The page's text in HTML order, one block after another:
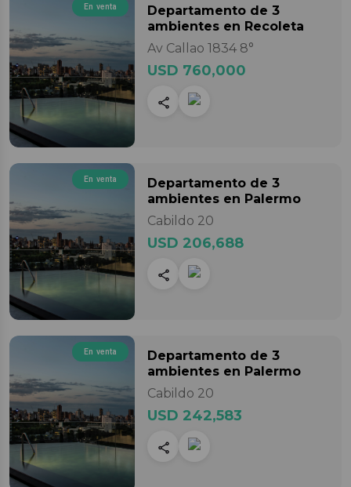
En venta Departamento de 3
ambientes en Recoleta
Av Callao 1834 8°
USD 760,000
En venta Departamento de 3
ambientes en Palermo
Cabildo 20
USD 206,688
En venta Departamento de 3
ambientes en Palermo
Cabildo 20
USD 242,583